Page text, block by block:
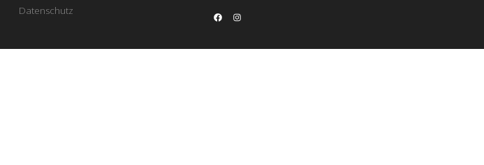
Datenschutz